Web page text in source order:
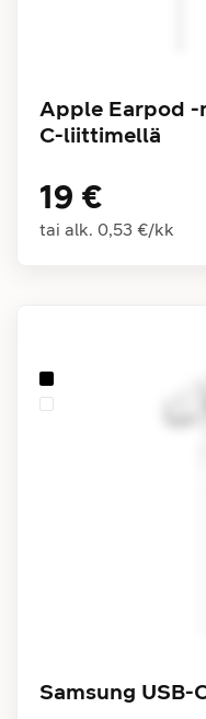
Apple Earpod -
C-liittimellä
19 €
tai alk. 0,53 €/kk
Samsung